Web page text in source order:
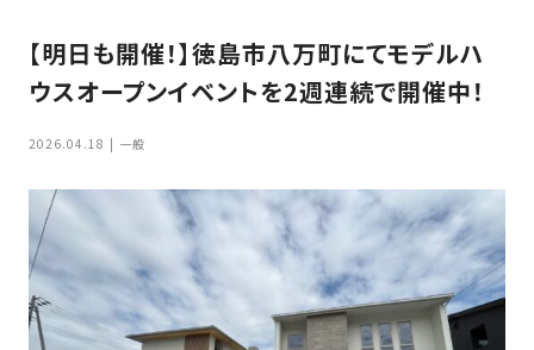
の
お
客
様
し
く
見
る
の
家
づ
り
施
工
実
例
デ
ル
ハ
【明日も開催！】徳島市八万町にてモデルハ
ウスオープンイベントを2週連続で開催中！
2026.04.18 一般